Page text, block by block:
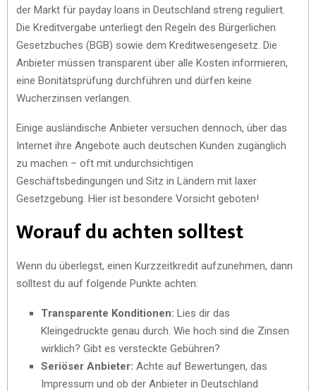
der Markt für payday loans in Deutschland streng reguliert.
Die Kreditvergabe unterliegt den Regeln des Bürgerlichen
Gesetzbuches (BGB) sowie dem Kreditwesengesetz. Die
Anbieter müssen transparent über alle Kosten informieren,
eine Bonitätsprüfung durchführen und dürfen keine
Wucherzinsen verlangen.
Einige ausländische Anbieter versuchen dennoch, über das
Internet ihre Angebote auch deutschen Kunden zugänglich
zu machen – oft mit undurchsichtigen
Geschäftsbedingungen und Sitz in Ländern mit laxer
Gesetzgebung. Hier ist besondere Vorsicht geboten!
Worauf du achten solltest
Wenn du überlegst, einen Kurzzeitkredit aufzunehmen, dann
solltest du auf folgende Punkte achten:
Transparente Konditionen: Lies dir das
Kleingedruckte genau durch. Wie hoch sind die Zinsen
wirklich? Gibt es versteckte Gebühren?
Seriöser Anbieter: Achte auf Bewertungen, das
Impressum und ob der Anbieter in Deutschland